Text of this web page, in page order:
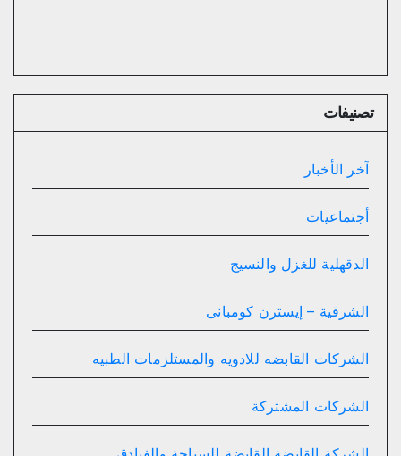
تحميل الملف: https://mpbsportal.com/wp-content/uploads/2023/03/FDownloader.net-449478349542048360p.mp4?_=1
00:00
تصنيفات
آخر الأخبار
أجتماعيات
الدقهلية للغزل والنسيج
الشرقية – إيسترن كومبانى
الشركات القابضه للادويه والمستلزمات الطبيه
الشركات المشتركة